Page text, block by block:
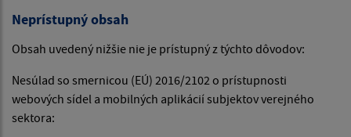
Neprístupný obsah
Obsah uvedený nižšie nie je prístupný z týchto dôvodov:
Nesúlad so smernicou (EÚ) 2016/2102 o prístupnosti
webových sídel a mobilných aplikácií subjektov verejného
sektora: